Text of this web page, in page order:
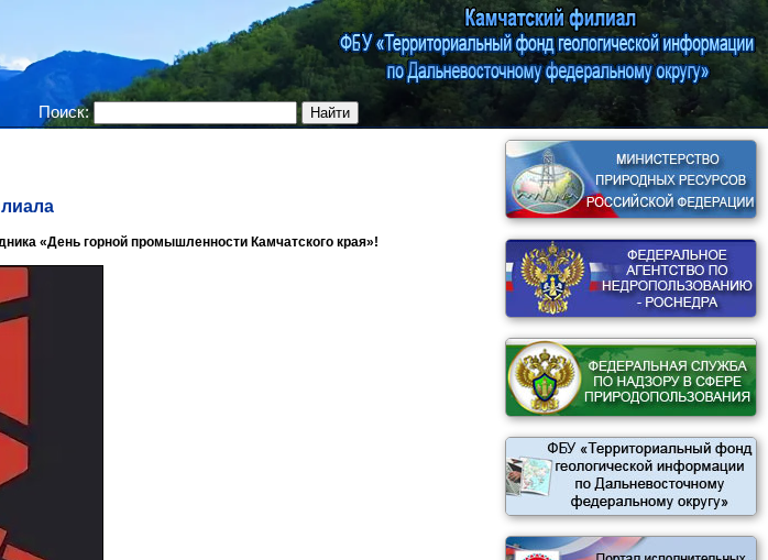
Поиск:
«День горной промышленности Камчатского края»!